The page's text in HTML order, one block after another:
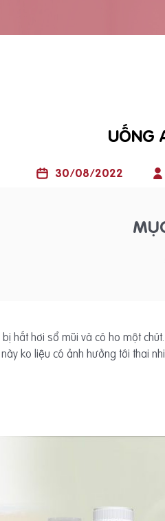
UỐNG
30/08/2022
bị hắt hơi sổ mũi và có ho một
ko liệu có ảnh hưởng tới thai